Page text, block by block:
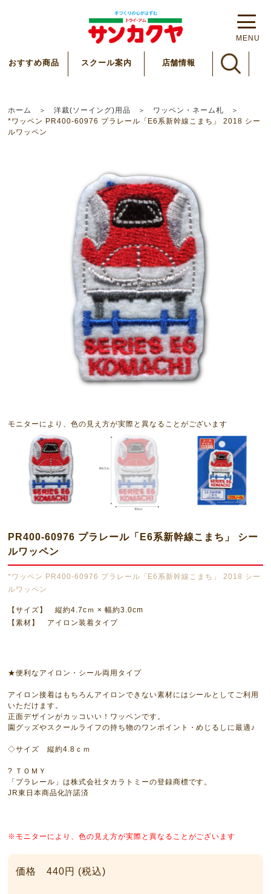
MENU
おすすめ商品 スクール案内 店舗情報
ホーム 洋裁(ソーイング)用品
ワッペン・ネーム札
*ワッペン PR400-60976 プラレール「E6系新幹線こまち」 2018 シー
ルワッペン
モニターにより、色の見え方が実際と異なることがございます
PR400-60976 プラレール「E6系新幹線こまち」 シー
ルワッペン
*ワッペン PR400-60976 プラレール「E6系新幹線こまち」 2018 シー
ルワッペン
【サイズ】 縦約4.7cｍ × 幅約3.0cm
【素材】 アイロン装着タイプ
★便利なアイロン・シール両用タイプ
アイロン接着はもちろんアイロンできない素材にはシールとしてご利用
いただけます。
正面デザインがカッコいい！ワッペンです。
園グッズやスクールライフの持ち物のワンポイント・めじるしに最適♪
◇サイズ 縦約4.8ｃｍ
? ＴＯＭＹ
「プラレール」は株式会社タカラトミーの登録商標です。
JR東日本商品化許諾済
※モニターにより、色の見え方が実際と異なることがございます
価格 440円 (税込)